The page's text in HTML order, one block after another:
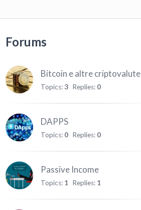
Forums
Bitcoin e altre criptovalute
Topics:3 Replies: 0
DAPPS
Topics: 0 Replies: 0
Passive Income
Topics: 1 Replies: 1